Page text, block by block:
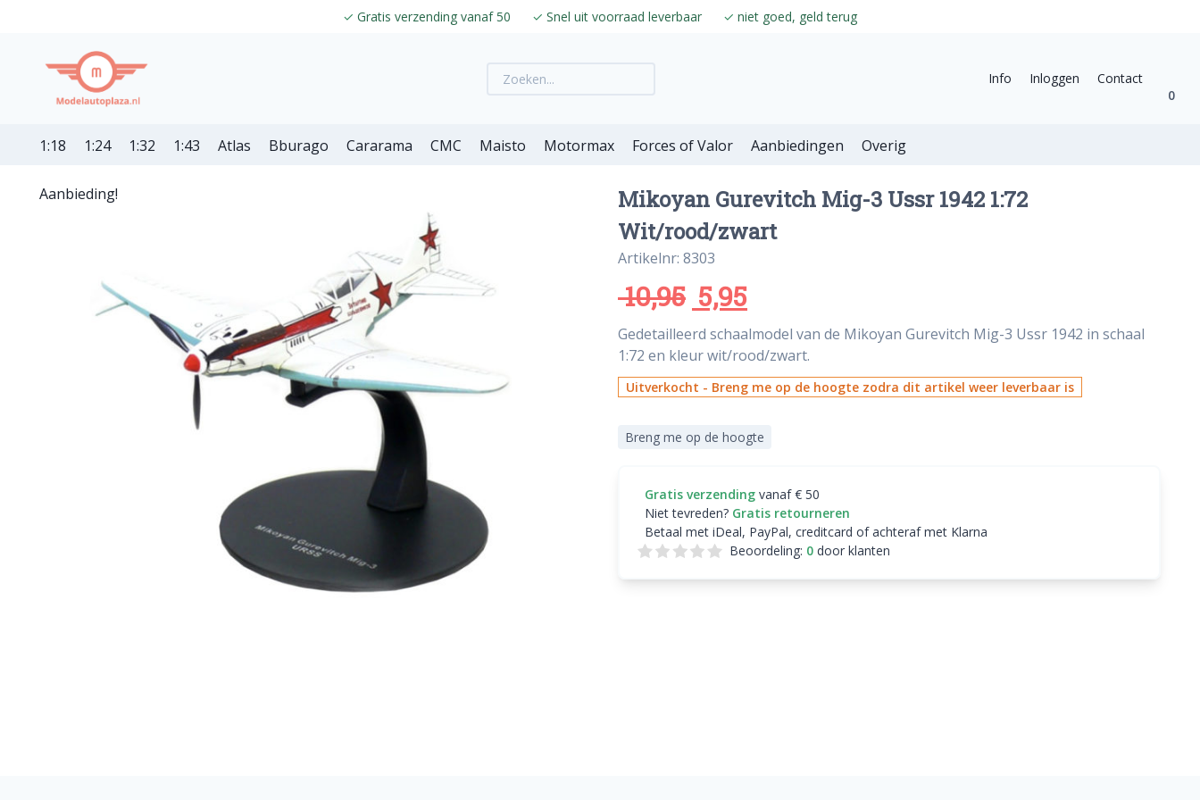
✓ Gratis verzending vanaf 50 ✓ Snel uit voorraad leverbaar ✓ niet goed, geld terug
Info Inloggen
Contact
0
1:18 1:24 1:32 1:43 Atlas Bburago Cararama CMC Maisto Motormax Forces of Valor Aanbiedingen Overig
Aanbieding!
Mikoyan Gurevitch Mig-3 Ussr 1942 1:72
Wit/rood/zwart
Artikelnr: 8303
10,95 5,95
Gedetailleerd schaalmodel van de Mikoyan Gurevitch Mig-3 Ussr 1942 in schaal
1:72 en kleur wit/rood/zwart.
Uitverkocht - Breng me op de hoogte zodra dit artikel weer leverbaar is
Breng me op de hoogte
Gratis verzending vanaf € 50
Niet tevreden? Gratis retourneren
Betaal met iDeal, PayPal, creditcard of achteraf met Klarna
Beoordeling: 0door klanten